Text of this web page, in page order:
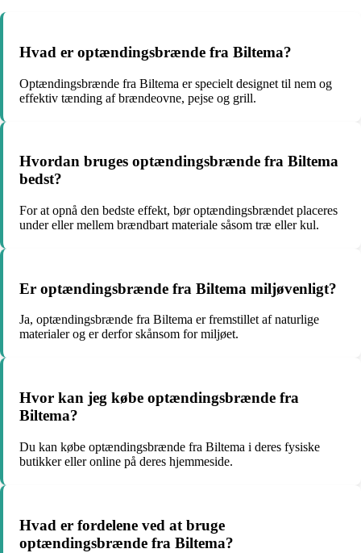
Hvad er optændingsbrænde fra Biltema?
Optændingsbrænde fra Biltema er specielt designet til nem og
effektiv tænding af brændeovne, pejse og grill.
Hvordan bruges optændingsbrænde fra Biltema
bedst?
For at opnå den bedste effekt, bør optændingsbrændet placeres
under eller mellem brændbart materiale såsom træ eller kul.
Er optændingsbrænde fra Biltema miljøvenligt?
Ja, optændingsbrænde fra Biltema er fremstillet af naturlige
materialer og er derfor skånsom for miljøet.
Hvor kan jeg købe optændingsbrænde fra
Biltema?
Du kan købe optændingsbrænde fra Biltema i deres fysiske
butikker eller online på deres hjemmeside.
Hvad er fordelene ved at bruge
optændingsbrænde fra Biltema?